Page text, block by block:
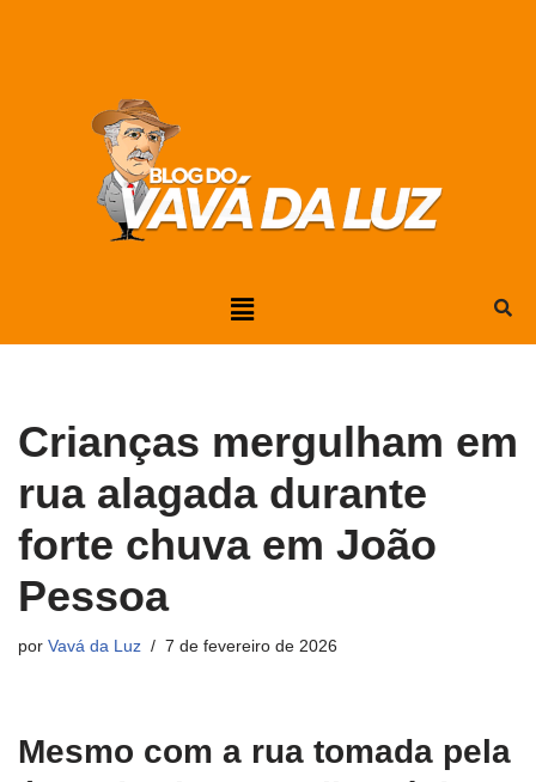
Crianças mergulham em
rua alagada durante
forte chuva em João
Pessoa
por Vavá da Luz 7 de fevereiro de 2026
Mesmo com a rua tomada pela